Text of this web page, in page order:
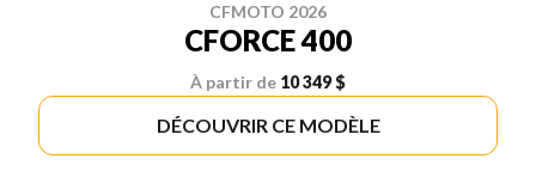
CFMOTO 2026
CFORCE 400
À partir de 10 349 $
DÉCOUVRIR CE MODÈLE